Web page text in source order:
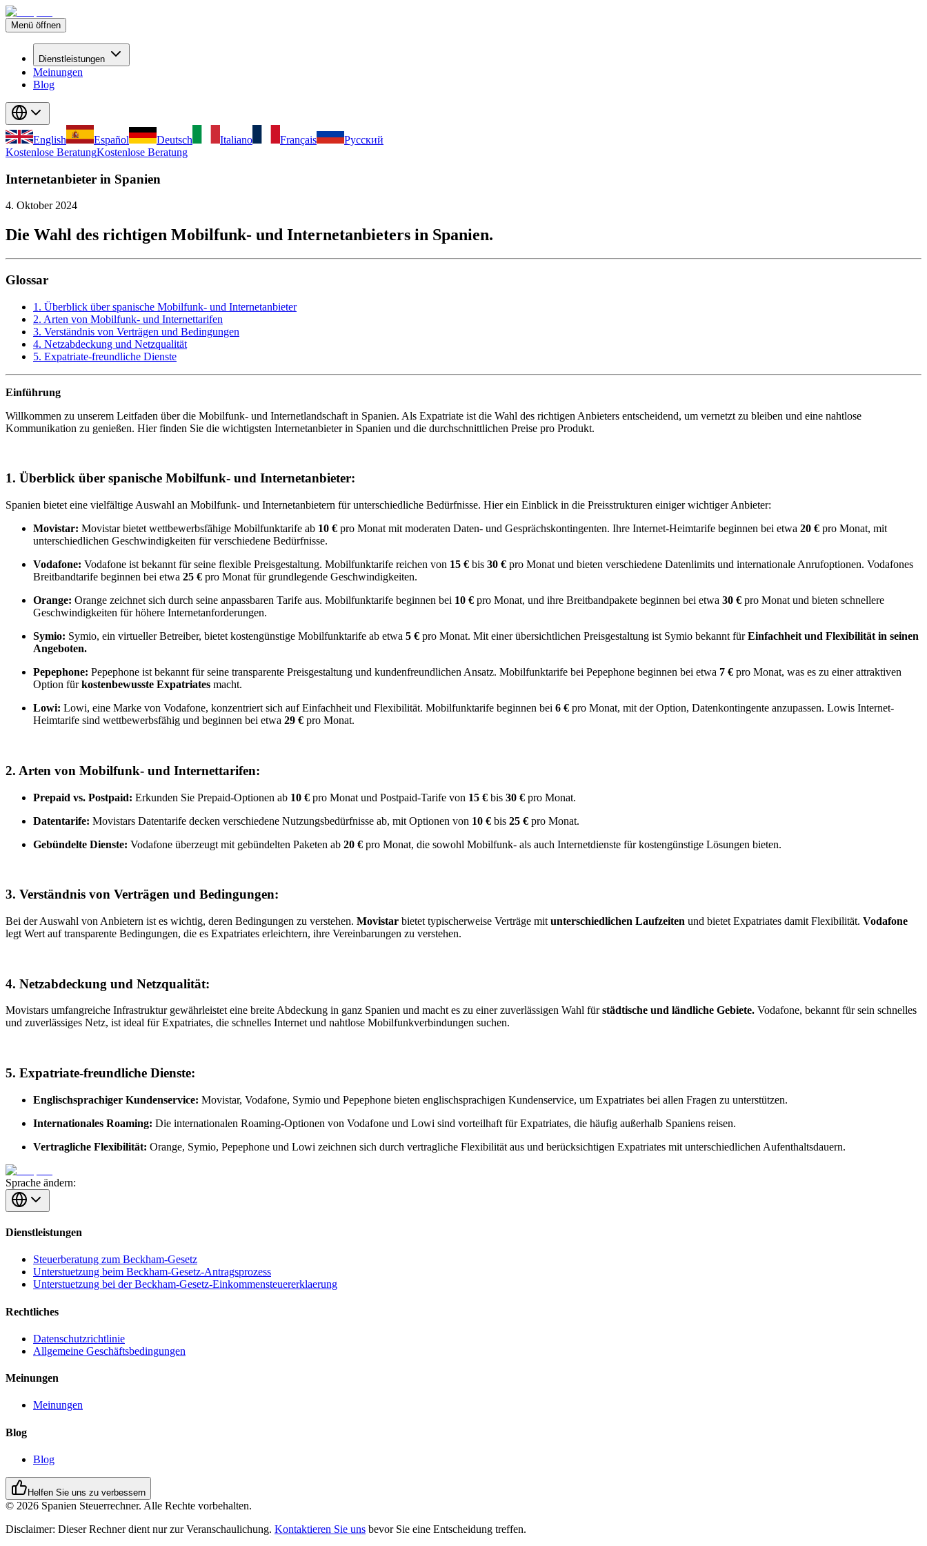
Menü öffnen
Dienstleistungen
Meinungen
Blog
English Español Deutsch Italiano Français
Русский
Kostenlose BeratungKostenlose Beratung
Internetanbieter in Spanien
4. Oktober 2024
Die Wahl des richtigen Mobilfunk- und Internetanbieters in Spanien.
Glossar
1. Überblick über spanische Mobilfunk- und Internetanbieter
2. Arten von Mobilfunk- und Internettarifen
3. Verständnis von Verträgen und Bedingungen
4. Netzabdeckung und Netzqualität
5. Expatriate-freundliche Dienste
Einführung
Willkommen zu unserem Leitfaden über die Mobilfunk- und Internetlandschaft in Spanien. Als Expatriate ist die Wahl des richtigen Anbieters entscheidend, um vernetzt zu bleiben und eine nahtlose
Kommunikation zu genießen. Hier finden Sie die wichtigsten Internetanbieter in Spanien und die durchschnittlichen Preise pro Produkt.
1. Überblick über spanische Mobilfunk- und Internetanbieter:
Spanien bietet eine vielfältige Auswahl an Mobilfunk- und Internetanbietern für unterschiedliche Bedürfnisse. Hier ein Einblick in die Preisstrukturen einiger wichtiger Anbieter:
Movistar: Movistar bietet wettbewerbsfähige Mobilfunktarife ab 10 € pro Monat mit moderaten Daten- und Gesprächskontingenten. Ihre Internet-Heimtarife beginnen bei etwa 20 € pro Monat, mit
unterschiedlichen Geschwindigkeiten für verschiedene Bedürfnisse.
Vodafone: Vodafone ist bekannt für seine flexible Preisgestaltung. Mobilfunktarife reichen von 15 € bis 30 € pro Monat und bieten verschiedene Datenlimits und internationale Anrufoptionen. Vodafones
Breitbandtarife beginnen bei etwa 25 € pro Monat für grundlegende Geschwindigkeiten.
Orange: Orange zeichnet sich durch seine anpassbaren Tarife aus. Mobilfunktarife beginnen bei 10 € pro Monat, und ihre Breitbandpakete beginnen bei etwa 30 € pro Monat und bieten schnellere
Geschwindigkeiten für höhere Internetanforderungen.
Symio: Symio, ein virtueller Betreiber, bietet kostengünstige Mobilfunktarife ab etwa 5 € pro Monat. Mit einer übersichtlichen Preisgestaltung ist Symio bekannt fürEinfachheit und Flexibilität in seinen
Angeboten.
Pepephone: Pepephone ist bekannt für seine transparente Preisgestaltung und kundenfreundlichen Ansatz. Mobilfunktarife bei Pepephone beginnen bei etwa 7 € pro Monat, was es zu einer attraktiven
Option fürkostenbewusste Expatriates macht.
Lowi: Lowi, eine Marke von Vodafone, konzentriert sich auf Einfachheit und Flexibilität. Mobilfunktarife beginnen bei 6 € pro Monat, mit der Option, Datenkontingente anzupassen. Lowis Internet-
Heimtarife sind wettbewerbsfähig und beginnen bei etwa 29 € pro Monat.
2. Arten von Mobilfunk- und Internettarifen:
Prepaid vs. Postpaid: Erkunden Sie Prepaid-Optionen ab 10 € pro Monat und Postpaid-Tarife von 15 € bis 30 € pro Monat.
Datentarife: Movistars Datentarife decken verschiedene Nutzungsbedürfnisse ab, mit Optionen von 10 € bis 25 € pro Monat.
Gebündelte Dienste: Vodafone überzeugt mit gebündelten Paketen ab 20 € pro Monat, die sowohl Mobilfunk- als auch Internetdienste für kostengünstige Lösungen bieten.
3. Verständnis von Verträgen und Bedingungen:
Bei der Auswahl von Anbietern ist es wichtig, deren Bedingungen zu verstehen. Movistar bietet typischerweise Verträge mit unterschiedlichen Laufzeiten und bietet Expatriates damit Flexibilität. Vodafone
legt Wert auf transparente Bedingungen, die es Expatriates erleichtern, ihre Vereinbarungen zu verstehen.
4. Netzabdeckung und Netzqualität:
Movistars umfangreiche Infrastruktur gewährleistet eine breite Abdeckung in ganz Spanien und macht es zu einer zuverlässigen Wahl fürstädtische und ländliche Gebiete. Vodafone, bekannt für sein schnelles
und zuverlässiges Netz, ist ideal für Expatriates, die schnelles Internet und nahtlose Mobilfunkverbindungen suchen.
5. Expatriate-freundliche Dienste:
Englischsprachiger Kundenservice: Movistar, Vodafone, Symio und Pepephone bieten englischsprachigen Kundenservice, um Expatriates bei allen Fragen zu unterstützen.
Internationales Roaming: Die internationalen Roaming-Optionen von Vodafone und Lowi sind vorteilhaft für Expatriates, die häufig außerhalb Spaniens reisen.
Vertragliche Flexibilität: Orange, Symio, Pepephone und Lowi zeichnen sich durch vertragliche Flexibilität aus und berücksichtigen Expatriates mit unterschiedlichen Aufenthaltsdauern.
Sprache ändern:
Dienstleistungen
Steuerberatung zum Beckham-Gesetz
Unterstuetzung beim Beckham-Gesetz-Antragsprozess
Unterstuetzung bei der Beckham-Gesetz-Einkommensteuererklaerung
Rechtliches
Datenschutzrichtlinie
Allgemeine Geschäftsbedingungen
Meinungen
Meinungen
Blog
Blog
Helfen Sie uns zu verbessern
© 2026 Spanien Steuerrechner. Alle Rechte vorbehalten.
Disclaimer: Dieser Rechner dient nur zur Veranschaulichung. Kontaktieren Sie uns bevor Sie eine Entscheidung treffen.